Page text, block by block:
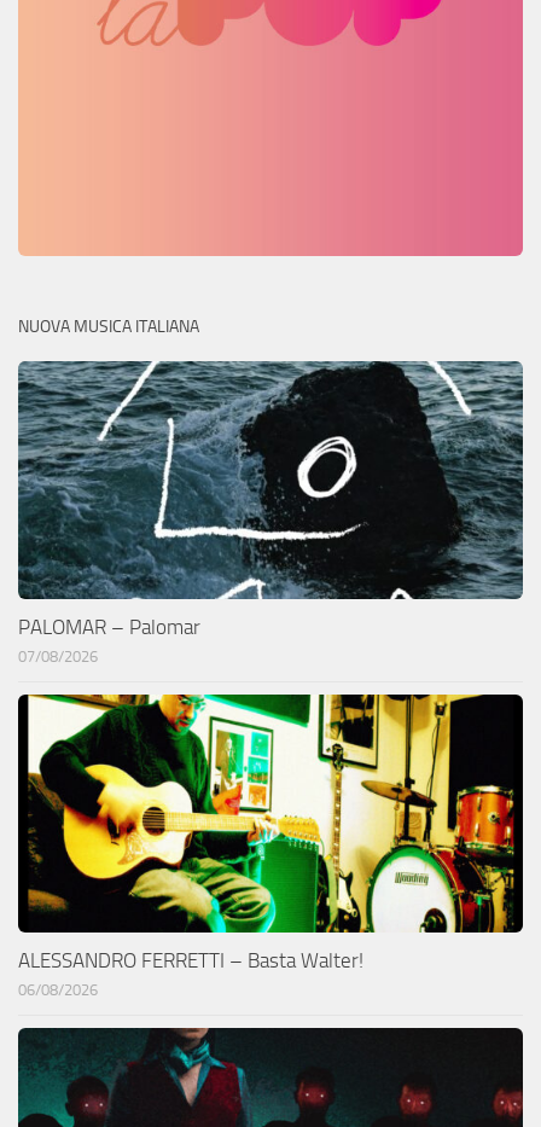
NUOVA MUSICA ITALIANA
PALOMAR – Palomar
07/08/2026
ALESSANDRO FERRETTI – Basta Walter!
06/08/2026